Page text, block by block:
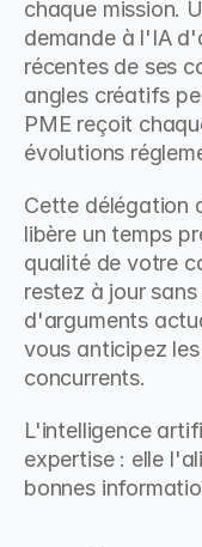
chaque mission.
demande à l'IA
récentes de ses
angles créatifs
PME reçoit
évolutions
Cette délégation
libère un temps
qualité de votre
restez à jour
d'arguments
vous anticipez
concurrents.
L'intelligence
expertise : elle
bonnes